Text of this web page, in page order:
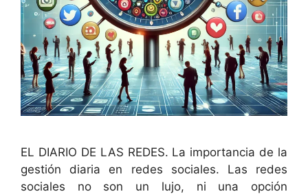
EL DIARIO DE LAS REDES. La importancia de la
gestión diaria en redes sociales. Las redes
sociales no son un lujo, ni una opción